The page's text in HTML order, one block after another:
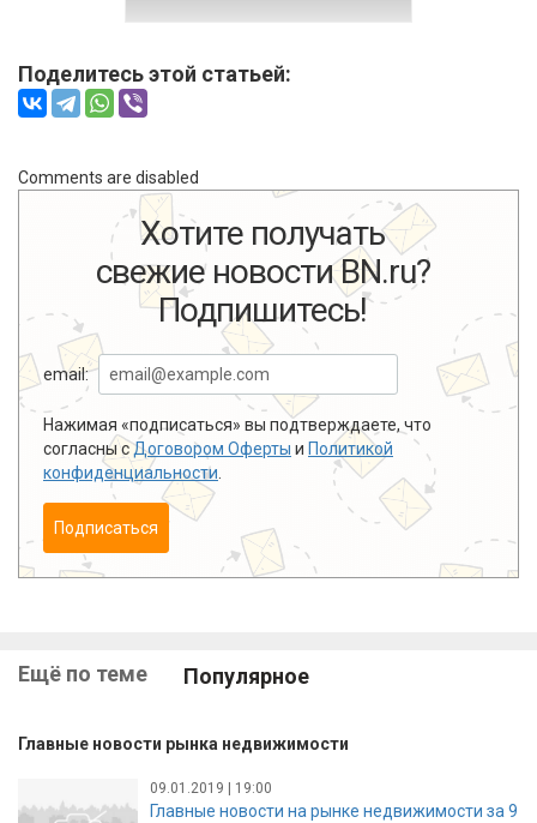
Поделитесь этой статьей:
Comments are disabled
Хотите получать
свежие новости BN.ru?
Подпишитесь!
email:
Нажимая «подписаться» вы подтверждаете, что
согласны сДоговором Оферты и Политикой
конфиденциальности
Подписаться
Ещё по теме Популярное
Главные новости рынка недвижимости
09.01.2019 | 19:00
Главные новости на рынке недвижимости за 9